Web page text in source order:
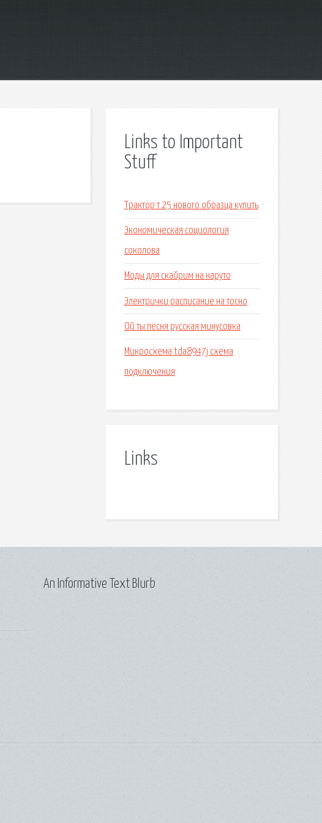
Links to Important
Stuff
Трактор т 25 нового образца купить
Экономическая социология
соколова
Моды для скайрим на наруто
Электрички расписание на тосно
Ой ты песня русская минусовка
Микросхема tda8947j схема
подключения
Links
An Informative Text Blurb